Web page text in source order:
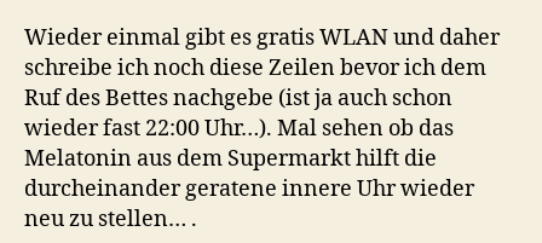
Wieder einmal gibt es gratis WLAN und daher
schreibe ich noch diese Zeilen bevor ich dem
Ruf des Bettes nachgebe (ist ja auch schon
wieder fast 22:00 Uhr…). Mal sehen ob das
Melatonin aus dem Supermarkt hilft die
durcheinander geratene innere Uhr wieder
neu zu stellen… .